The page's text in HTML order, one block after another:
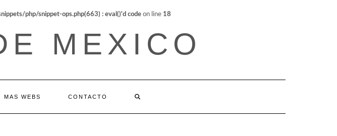
php/snippet-ops.php(663) : eval()'d code on line 18
MEXICO
MAS WEBS CONTACTO